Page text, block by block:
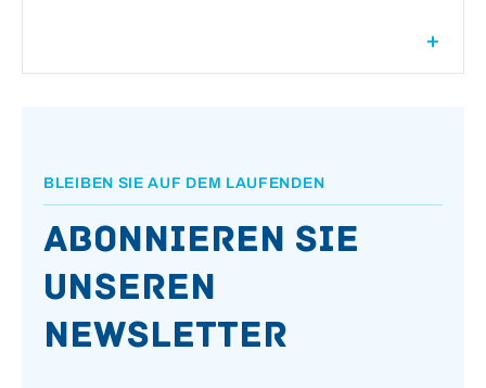
BLEIBEN SIE AUF DEM LAUFENDEN
Abonnieren Sie
unseren
Newsletter